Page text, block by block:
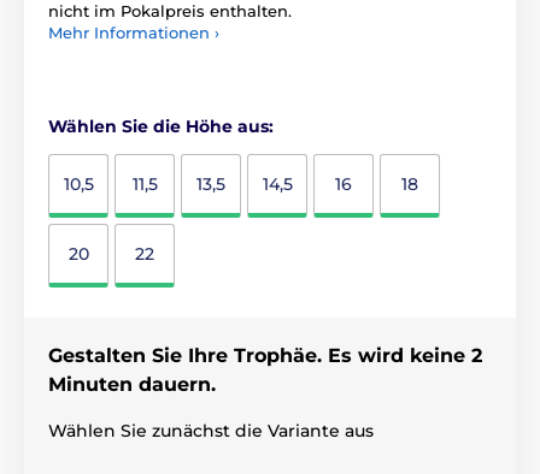
nicht im Pokalpreis enthalten.
Mehr Informationen ›
Wählen Sie die Höhe aus:
10,5 11,5 13,5 14,5 16 18
20 22
Gestalten Sie Ihre Trophäe. Es wird keine 2
Minuten dauern.
Wählen Sie zunächst die Variante aus